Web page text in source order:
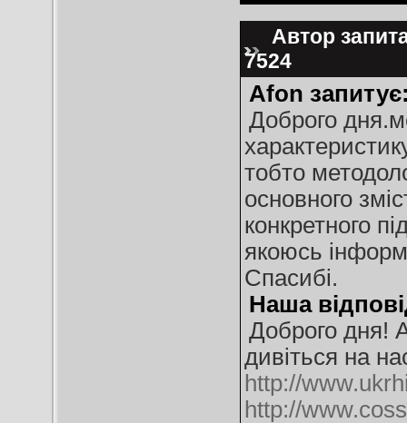
Автор
7524
Afon
Доброго
тобто
основного
конкретного
якоюсь
Спасибі.
Наша
Доброго дня!
дивіться на
http://
http://